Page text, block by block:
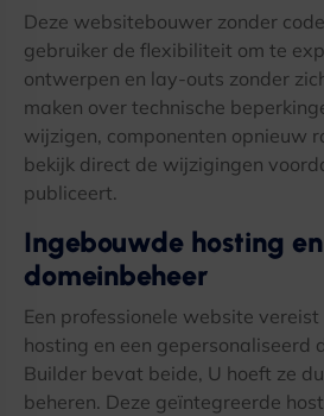
Deze websitebouwer zonder
gebruiker de flexibiliteit om te
ontwerpen en lay-outs zonder
maken over technische
wijzigen, componenten opnieuw
bekijk direct de wijzigingen
publiceert.
Ingebouwde hosting en
domeinbeheer
Een professionele website
hosting en een gepersonaliseerd
Builder bevat beide, U hoeft ze
beheren. Deze geïntegreerde